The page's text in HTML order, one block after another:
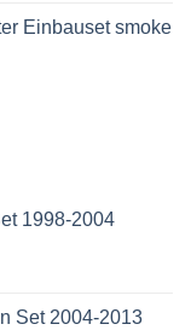
Einbauset smoke
1998-2004
Set 2004-2013